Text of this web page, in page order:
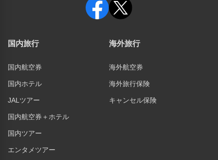
国内旅行
国内航空券
国内ホテル
JALツアー
国内航空券＋ホテル
国内ツアー
エンタメツアー
海外旅行
海外航空券
海外旅行保険
キャンセル保険